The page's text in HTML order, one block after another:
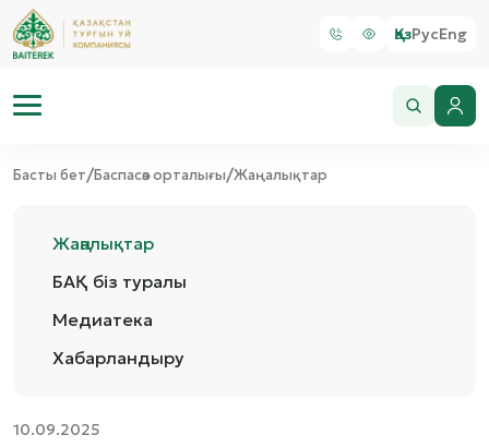
ҚазРусEng
Басты бет/Баспасөз орталығы/Жаңалықтар
Жаңалықтар
БАҚ біз туралы
Медиатека
Хабарландыру
10.09.2025